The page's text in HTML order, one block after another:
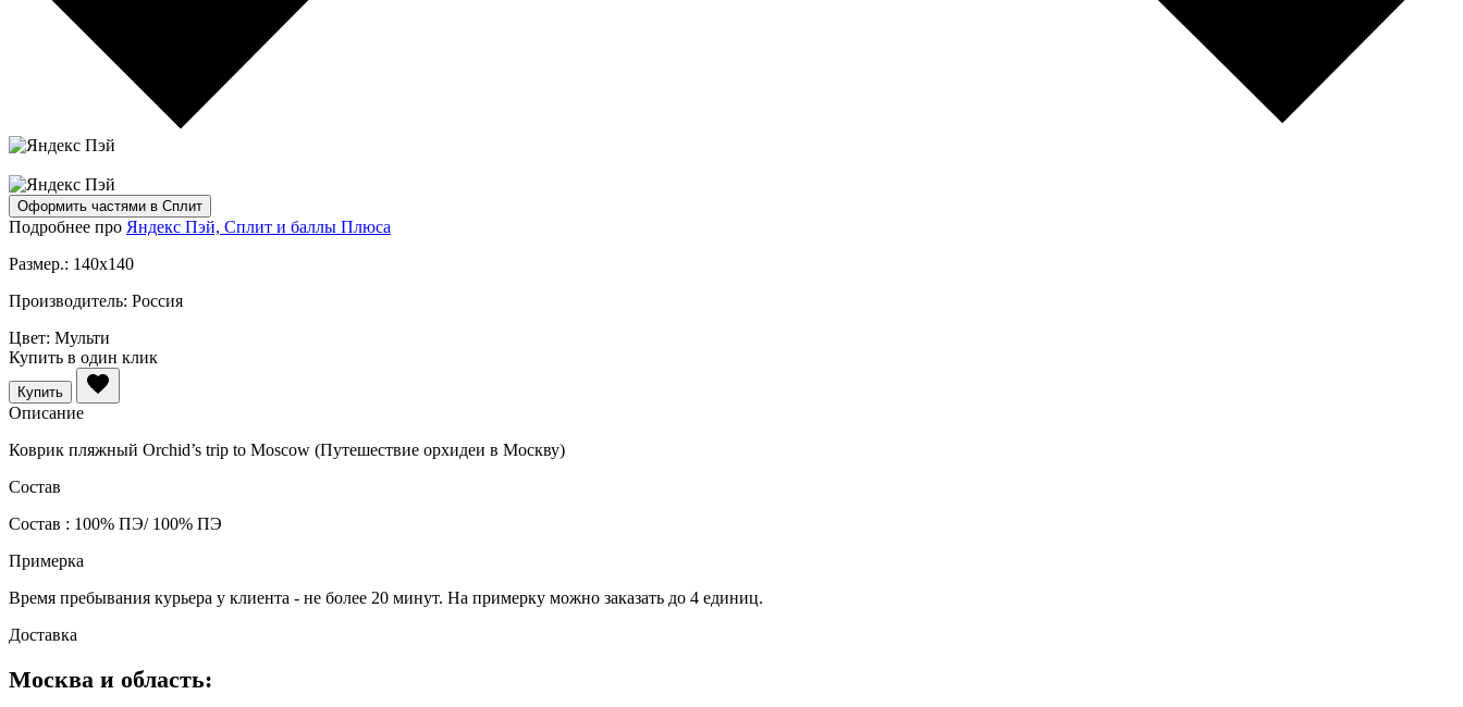
Оформить частями в Сплит
Подробнее про Яндекс Пэй, Сплит и баллы Плюса
Размер.: 140x140
Производитель: Россия
Цвет: Мульти
Купить в один клик
Купить
Описание
Коврик пляжный Orchid’s trip to Moscow (Путешествие орхидеи в Москву)
Состав
Состав : 100% ПЭ/ 100% ПЭ
Примерка
Время пребывания курьера у клиента - не более 20 минут. На примерку можно заказать до 4 единиц.
Доставка
Москва и область: